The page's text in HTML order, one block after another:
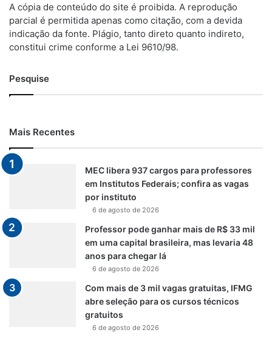
A cópia de conteúdo do site é proibida. A reprodução
parcial é permitida apenas como citação, com a devida
indicação da fonte. Plágio, tanto direto quanto indireto,
constitui crime conforme a Lei 9610/98.
Pesquise
Mais Recentes
MEC libera 937 cargos para professores
em Institutos Federais; confira as vagas
por instituto
6 de agosto de 2026
Professor pode ganhar mais de R$ 33 mil
em uma capital brasileira, mas levaria 48
anos para chegar lá
6 de agosto de 2026
Com mais de 3 mil vagas gratuitas, IFMG
abre seleção para os cursos técnicos
gratuitos
6 de agosto de 2026